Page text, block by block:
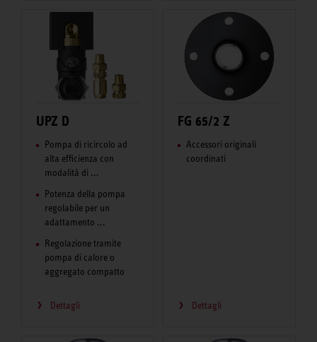
UPZ D
Pompa di ricircolo ad
alta efficienza con
modalità di ...
Potenza della pompa
regolabile per un
adattamento ...
Regolazione tramite
pompa di calore o
aggregato compatto
Dettagli
FG 65/2 Z
Accessori originali
coordinati
Dettagli